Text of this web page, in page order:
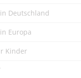
Deutschland
Europa
Kinder